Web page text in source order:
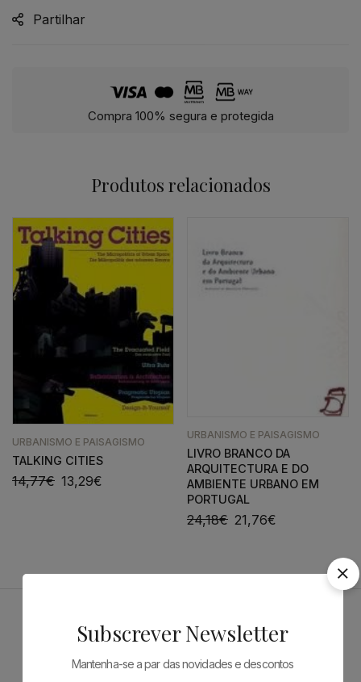
Partilhar
Compra 100% segura e protegida
Produtos relacionados
URBANISMO E PAISAGISMO
TALKING CITIES
14,77€ 13,29€
URBANISMO E PAISAGISMO
LIVRO BRANCO DA
ARQUITECTURA E DO
AMBIENTE URBANO EM
PORTUGAL
24,18€ 21,76€
Patrocinadores
Subscrever Newsletter
Mantenha-se a par das novidades e descontos